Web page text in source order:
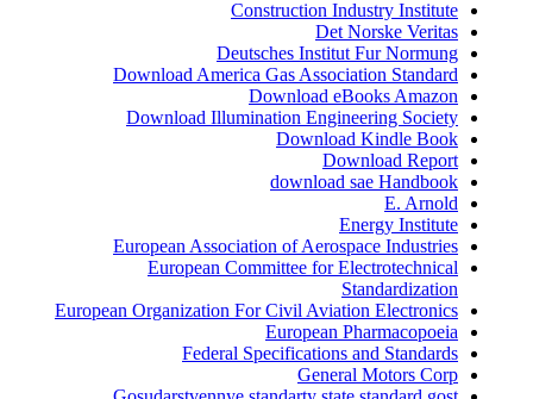
Construction Industry Institute
Det Norske Veritas
Deutsches Institut Fur Normung
Download America Gas Association Standard
Download eBooks Amazon
Download Illumination Engineering Society
Download Kindle Book
Download Report
download sae Handbook
E. Arnold
Energy Institute
European Association of Aerospace Industries
European Committee for Electrotechnical
Standardization
European Organization For Civil Aviation Electronics
European Pharmacopoeia
Federal Specifications and Standards
General Motors Corp